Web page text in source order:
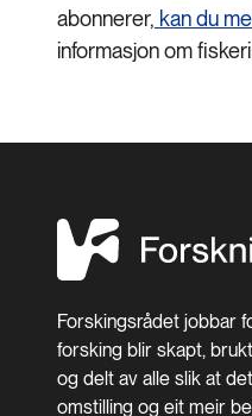
abonnerer, kan du
informasjon om
Forskingsrådet jobbar
forsking blir skapt,
og delt av alle slik at
omstilling og eit meir